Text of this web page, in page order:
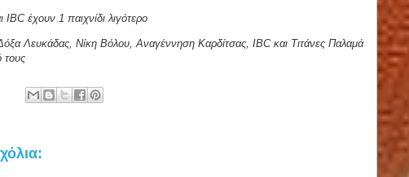
έχουν 1 παιχνίδι λιγότερο
Λευκάδας, Νίκη Βόλου, Αναγέννηση Καρδίτσας, IBC και Τιτάνες Παλαμά
τους